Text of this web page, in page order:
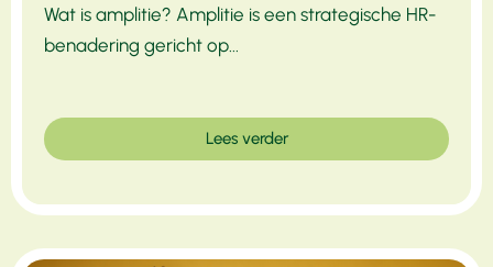
Wat is amplitie? Amplitie is een strategische HR-
benadering gericht op...
Lees verder